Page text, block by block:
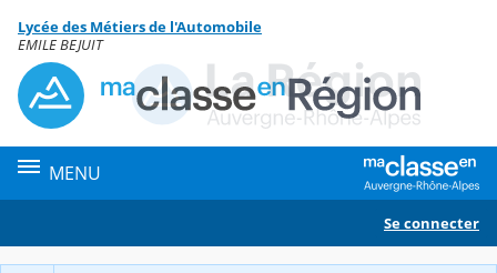
Contenu
Lycée des Métiers de l'Automobile
EMILE BEJUIT
MENU
Se connecter